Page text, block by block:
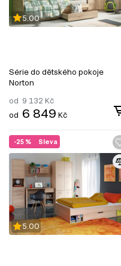
5.00
Série do dětského pokoje
Norton
od 9 132 Kč
od 6 849 Kč
Sleva
-25 %
5.00